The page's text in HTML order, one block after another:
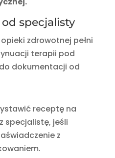
specjalisty
zdrowotnej pełni
terapii pod
dokumentacji od
receptę na
specjalistę, jeśli
z